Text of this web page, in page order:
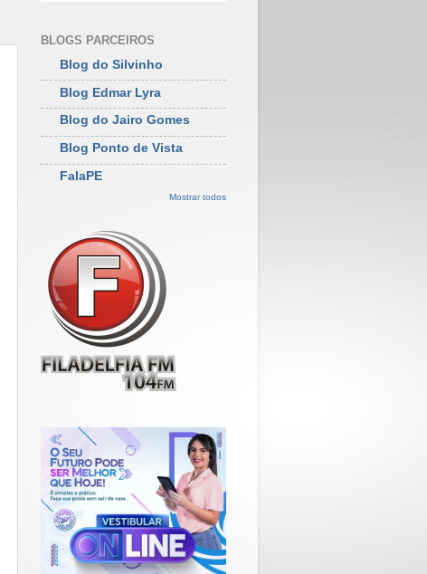
BLOGS PARCEIROS
Blog do Silvinho
Blog Edmar Lyra
Blog do Jairo Gomes
Blog Ponto de Vista
FalaPE
Mostrar todos